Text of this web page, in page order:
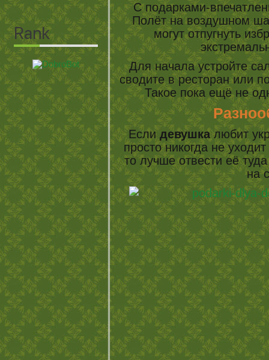
С подарками-
Полёт на воздушном
могут отпугнуть
Для начала устройте
сводите в ресторан или
Такое пока ещё не
Еслидевушкалюбит
просто никогда не
то лучше отвести её
на